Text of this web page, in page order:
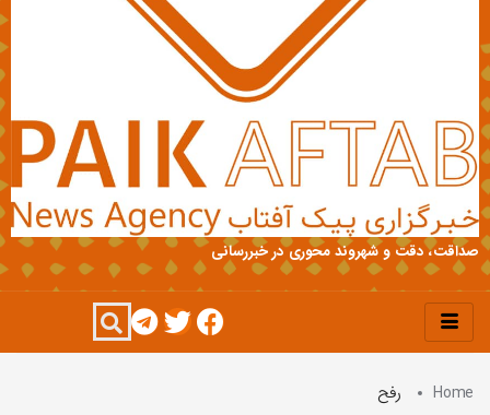
صداقت، دقت و شهروند محوری در خبررسانی
Home رفح